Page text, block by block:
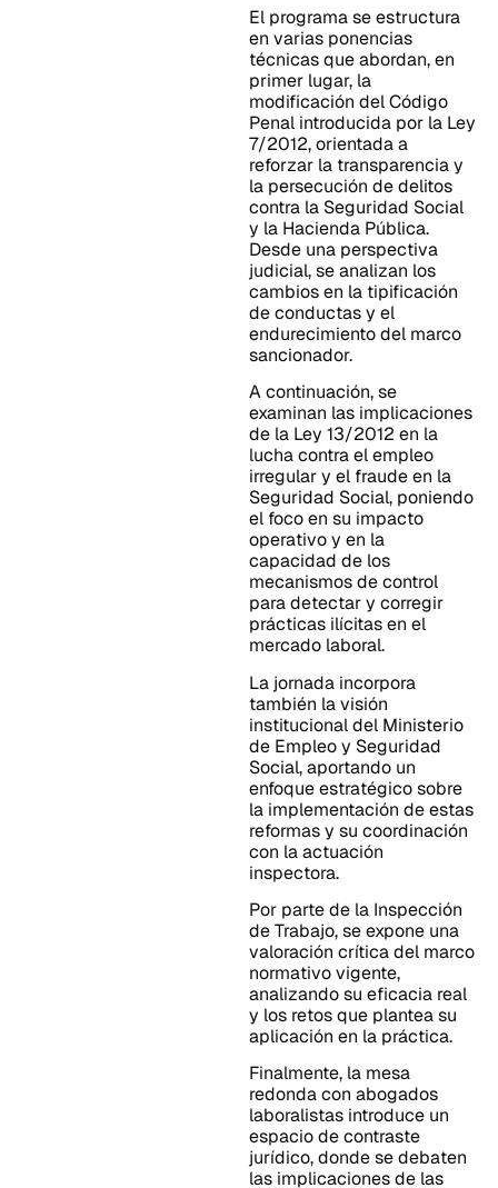
El programa se estructura
en varias ponencias
técnicas que abordan, en
primer lugar, la
modificación del Código
Penal introducida por la Ley
7/2012, orientada a
reforzar la transparencia y
la persecución de delitos
contra la Seguridad Social
y la Hacienda Pública.
Desde una perspectiva
judicial, se analizan los
cambios en la tipificación
de conductas y el
endurecimiento del marco
sancionador.
A continuación, se
examinan las implicaciones
de la Ley 13/2012 en la
lucha contra el empleo
irregular y el fraude en la
Seguridad Social, poniendo
el foco en su impacto
operativo y en la
capacidad de los
mecanismos de control
para detectar y corregir
prácticas ilícitas en el
mercado laboral.
La jornada incorpora
también la visión
institucional del Ministerio
de Empleo y Seguridad
Social, aportando un
enfoque estratégico sobre
la implementación de estas
reformas y su coordinación
con la actuación
inspectora.
Por parte de la Inspección
de Trabajo, se expone una
valoración crítica del marco
normativo vigente,
analizando su eficacia real
y los retos que plantea su
aplicación en la práctica.
Finalmente, la mesa
redonda con abogados
laboralistas introduce un
espacio de contraste
jurídico, donde se debaten
las implicaciones de las